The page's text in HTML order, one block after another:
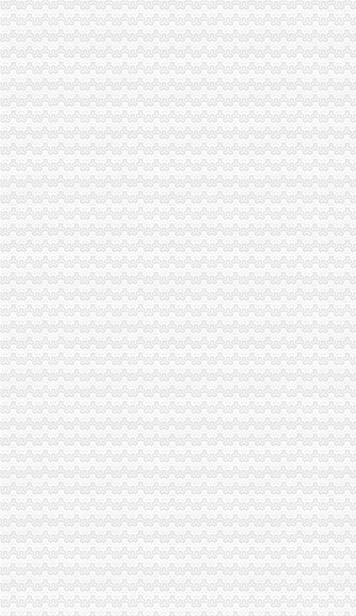
市局机关妇委会要求全体女职工认真学习讨论“八荣八耻”重庆代办外贸公司荣辱
经开园工商分局重庆代办外贸公司组织法律知识培训
沙区局“制止欺诈月活动”外贸公司注册流程有效开展
江北局外贸公司注册流程积配合3.15成功开展现场直通车活动
潼南局外贸公司注册条件立足三点化风廉正建设
合川局五项措施深化“走近三农”外贸公司注册活动
秀山局突出五个重点狠抓农资市重庆注册进出口公司场监管
万州局重庆注册外贸公司建立违法广告示公告制度
铜梁局认真贯彻落实市重庆注册外贸公司局风廉政建设暨纪检监察工作会议精
梁平局重庆注册进出口公司采取五项措施化再就业工作
巴南局重庆代办外贸公司积推进主义新农村建设
江津局重庆注册进出口公司四个坚持狠抓机关作风建设